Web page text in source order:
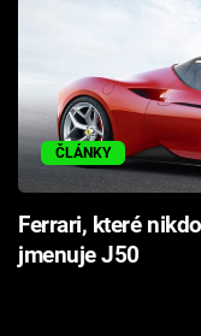
ČLÁNKY
Ferrari, které
jmenuje J50